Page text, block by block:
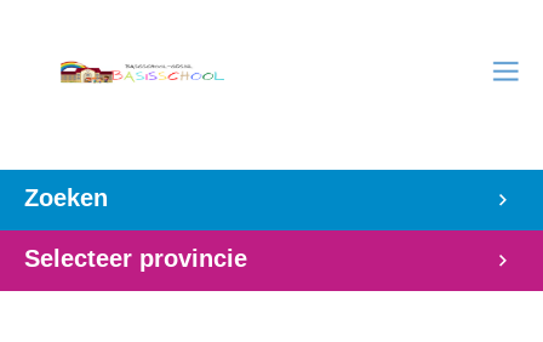
Zoeken
Selecteer provincie